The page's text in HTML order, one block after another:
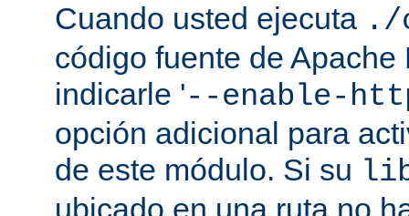
Cuando usted ejecuta ./
código fuente de
indicarle '--enable-
opción adicional para
de este módulo. Si su